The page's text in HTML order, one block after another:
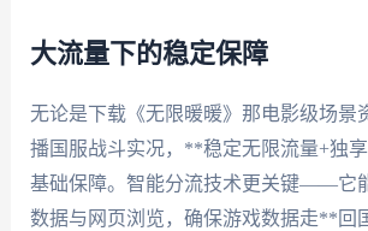
大流量下的稳定保障
无论是下载《无限暖暖》那电影级场景
播国服战斗实况，**稳定无限流量+独
基础保障。智能分流技术更关键——它
数据与网页浏览，确保游戏数据走**回